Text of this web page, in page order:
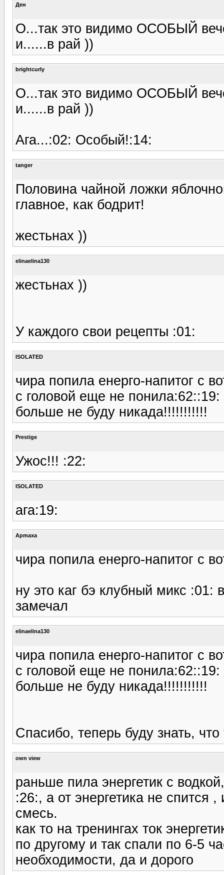
Ден
О...так это видимо ОСОБЫЙ
и......в рай ))
brightcurly
О...так это видимо ОСОБЫЙ
и......в рай ))
Ага...:02: Особый!:14:
tanger
Половина чайной ложки
главное, как бодрит!
жестьнах ))
elinaelina130
жестьнах ))
У каждого свои рецепты :01:
ISOLATED
чира попила енерго-напитог с
с головой еще не понила:62::19:
больше не буду никада!!!!!!!!!!!
Prestige
Ужос!!! :22:
ISOLATED
ага:19:
Apmaxa
чира попила енерго-напитог с
ну это каг бэ клубный микс :01:
замечал
elinaelina130
чира попила енерго-напитог с
с головой еще не понила:62::19:
больше не буду никада!!!!!!!!!!!
Спасибо, теперь буду знать,
own view
раньше пила энергетик с
:26:, а от энергетика не спится
смесь.
как то на тренингах ток
по другому и так спали по 6-5
необходимости, да и дорого